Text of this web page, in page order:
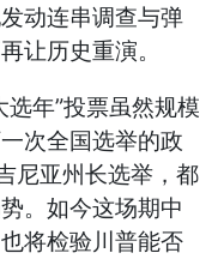
动连串调查与弹
让历史重演。
选年”投票虽然规模
次全国选举的政
尼亚州长选举，都
。如今这场期中
将检验川普能否